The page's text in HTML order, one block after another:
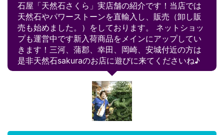
石屋「天然石さくら」実店舗の紹介です！当店では
天然石やパワーストーンを直輸入し、販売（卸し販
売も始めました。）をしております。 ネットショッ
プも運営中です新入荷商品をメインにアップしてい
きます！三河、蒲郡、幸田、岡崎、安城付近の方は
是非天然石sakuraのお店に遊びに来てくださいね♪